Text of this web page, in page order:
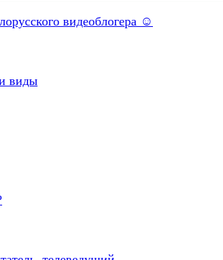
видеоблогера ☺
виды